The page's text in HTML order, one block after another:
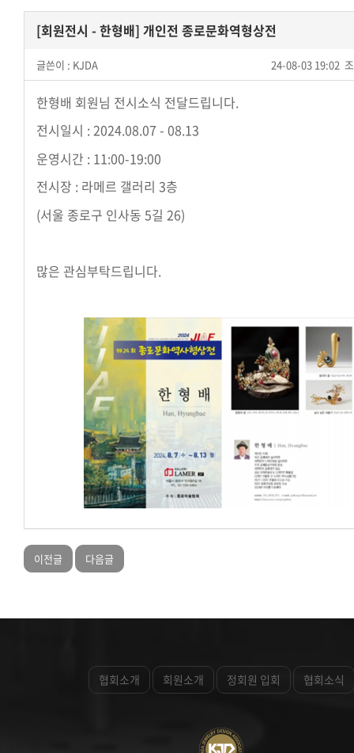
[회원전시 - 한형배] 개인전 종로문화역형상전
글쓴이 : KJDA 24-08-03 19:02
한형배 회원님 전시소식 전달드립니다.
전시일시 : 2024.08.07 - 08.13
운영시간 : 11:00-19:00
전시장 : 라메르 갤러리 3층
(서울 종로구 인사동 5길 26)
많은 관심부탁드립니다.
이전글 다음글
협회소개 회원소개 정회원 입회 협회소식